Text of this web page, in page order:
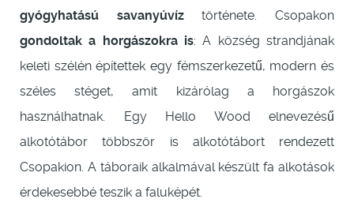
gyógyhatású savanyúvíztörténete. Csopakon
gondoltak a horgászokra is: A község strandjának
keleti szélén építettek egy fémszerkezetű, modern és
széles stéget, amit kizárólag a horgászok
használhatnak. Egy Hello Wood elnevezésű
alkotótábor többször is alkotótábort rendezett
Csopakion. A táboraik alkalmával készült fa alkotások
érdekesebbé teszik a faluképét.